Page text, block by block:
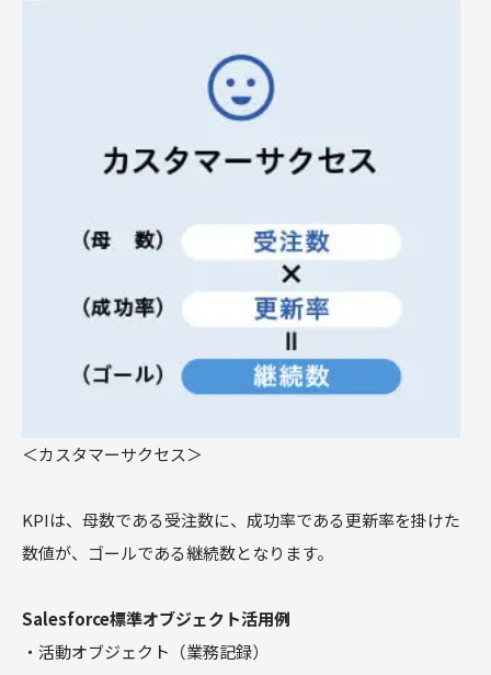
＜カスタマーサクセス＞
KPIは、母数である受注数に、成功率である更新率を掛けた
数値が、ゴールである継続数となります。
Salesforce標準オブジェクト活用例
・活動オブジェクト（業務記録）